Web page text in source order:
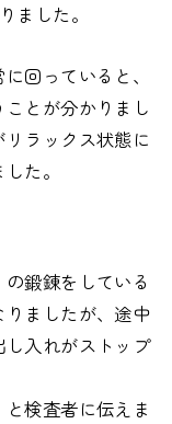
ました。
回っていると、
とが分かりまし
ラックス状態に
た。
鍛錬をしている
ましたが、途中
入れがストップ
検査者に伝えま